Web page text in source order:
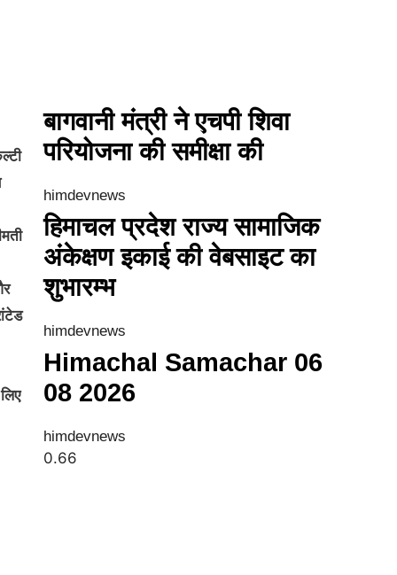
बागवानी मंत्री ने एचपी शिवा
परियोजना की समीक्षा की
himdevnews
हिमाचल प्रदेश राज्य सामाजिक
अंकेक्षण इकाई की वेबसाइट का
शुभारम्भ
himdevnews
Himachal Samachar 06
08 2026
himdevnews